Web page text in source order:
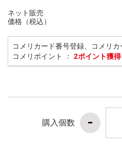
ネット販売
価格（税込）
コメリカード番号登録、コメリ
コメリポイント ： 2ポイント獲得
購入個数